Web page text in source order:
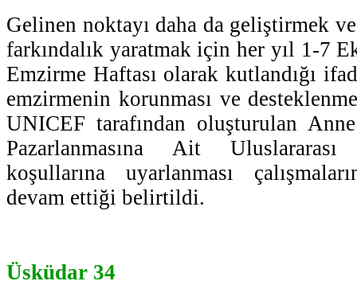
Gelinen noktayı daha da geliştirmek
farkındalık yaratmak için her yıl 1-7
Emzirme Haftası olarak kutlandığı
emzirmenin korunması ve
UNICEF tarafından oluşturulan
Pazarlanmasına Ait
koşullarına uyarlanması
devam ettiği belirtildi.
Üsküdar 34